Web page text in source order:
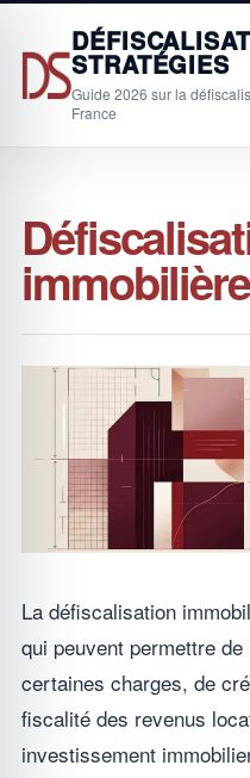
contenu
principal
STRATÉGIES
Guide 2026 sur la
France
immobilière
La défiscalisation
qui peuvent permettre
certaines charges, de
fiscalité des revenus
investissement